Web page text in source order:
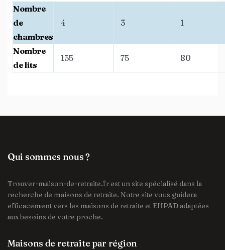
Nombre
de
chambres
4 3 1
Nombre
de lits
155 75 80
Qui sommes nous ?
Trouver-maison-de-retraite.fr est un site spécialisé dans la
recherche de maisons de retraite. Notre site vous guidera
efficacement vers les maisons de retraite et EHPAD adaptées
aux besoins de votre proche.
Maisons de retraite par région